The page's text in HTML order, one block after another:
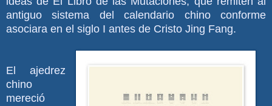
antiguo sistema del calendario chino conforme
asociara en el siglo I antes de Cristo Jing Fang.
El ajedrez
chino
mereció